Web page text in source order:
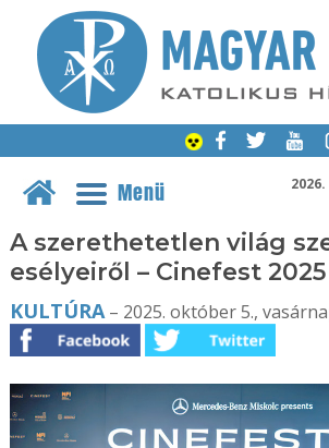
Menü
A szerethetetlen világ
esélyeiről – Cinefest 2025
KULTÚRA– 2025. október 5.,